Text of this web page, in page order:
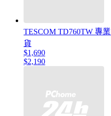
TESCOM TD760TW 專
貨
$1,690
$2,190